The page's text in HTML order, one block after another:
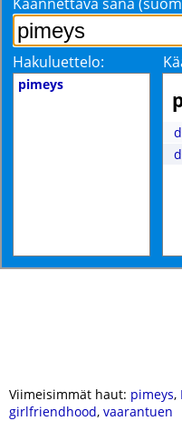
Hakuluettelo:
pimeys
Viimeisimmät haut: pimeys,
girlfriendhood, vaarantuen